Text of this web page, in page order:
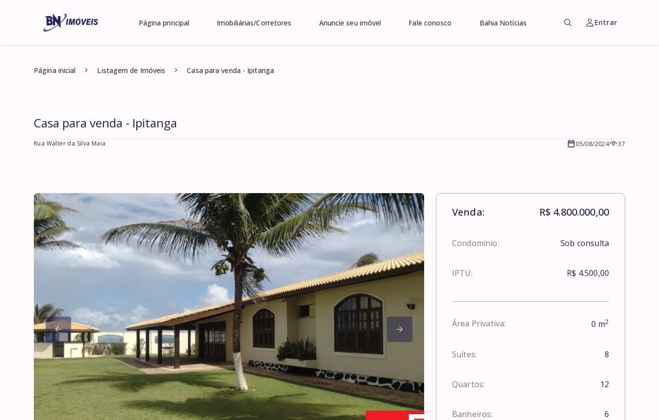
Página principal Imobiliárias/Corretores Anuncie seu imóvel Fale conosco Bahia Notícias Entrar
Página inicial Listagem de Imóveis Casa para venda - Ipitanga
Casa para venda - Ipitanga
Rua Walter da Silva Maia 05/08/2024 37
Venda: R$ 4.800.000,00
Condomínio: Sob consulta
IPTU: R$ 4.500,00
Área Privativa: 0 m2
Suítes: 8
Quartos: 12
Banheiros: 6